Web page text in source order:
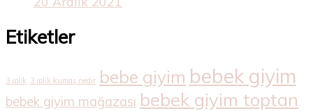
Etiketler
3 iplik 3 iplik kumaş nedir bebe giyim bebek giyim
bebek giyim mağazası bebek giyim toptan